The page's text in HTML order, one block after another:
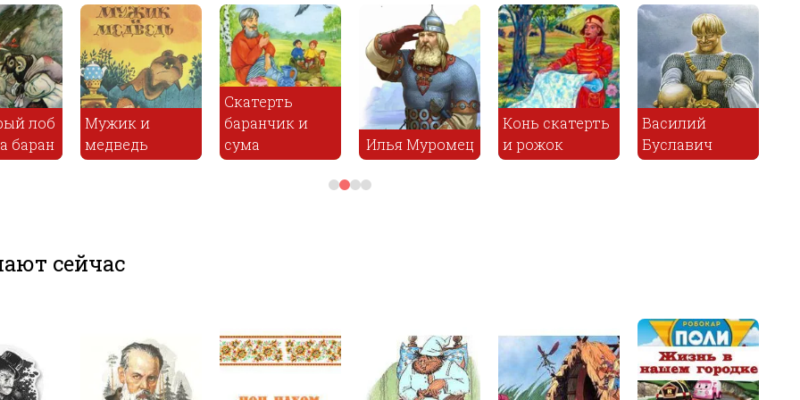
и
Скатерть
баранчик и
сума
Илья Муромец
Конь скатерть
и рожок
Василий
Буславич
Терем мухи
сейчас